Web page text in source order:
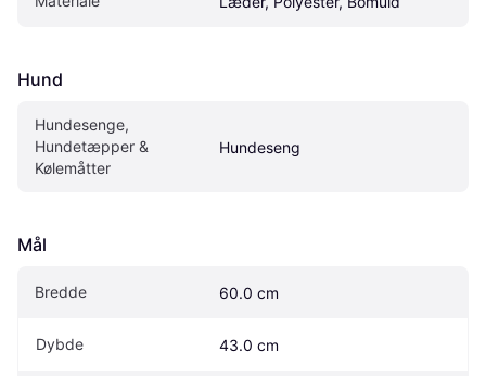
Hund
Hundesenge,
Hundetæpper &
Kølemåtter
Hundeseng
Mål
Bredde 60.0 cm
Dybde 43.0 cm